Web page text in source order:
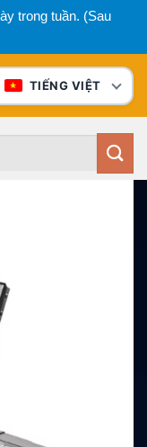
trong tuần. (Sau
TIẾNG VIỆT